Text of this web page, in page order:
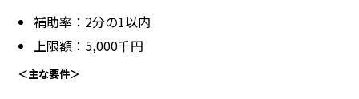
補助率：2分の1以内
上限額：5,000千円
＜主な要件＞